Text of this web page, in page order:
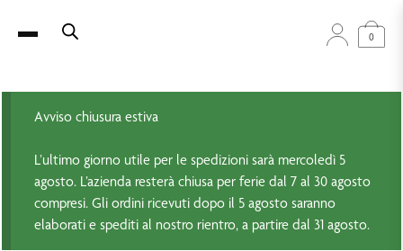
0
Avviso chiusura estiva
L’ultimo giorno utile per le spedizioni sarà mercoledì 5
agosto. L’azienda resterà chiusa per ferie dal 7 al 30 agosto
compresi. Gli ordini ricevuti dopo il 5 agosto saranno
elaborati e spediti al nostro rientro, a partire dal 31 agosto.